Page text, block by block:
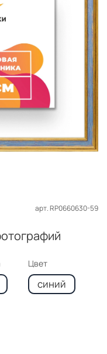
арт.RP0660630-59
Цвет
синий